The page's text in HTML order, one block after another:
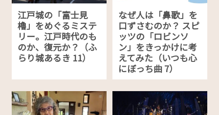
江戸城の「富士見
櫓」をめぐるミステ
リー。江戸時代のも
のか、復元か？（ふ
らり城あるき 11）
なぜ人は「鼻歌」を
口ずさむのか？ スピ
ッツの「ロビンソ
ン」をきっかけに考
えてみた（いつも心
にぼっち曲 7）